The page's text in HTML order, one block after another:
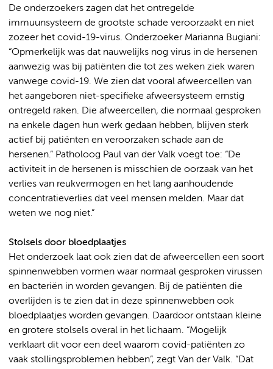
De onderzoekers zagen dat het ontregelde
immuunsysteem de grootste schade veroorzaakt en niet
zozeer het covid-19-virus. Onderzoeker Marianna Bugiani:
“Opmerkelijk was dat nauwelijks nog virus in de hersenen
aanwezig was bij patiënten die tot zes weken ziek waren
vanwege covid-19. We zien dat vooral afweercellen van
het aangeboren niet-specifieke afweersysteem ernstig
ontregeld raken. Die afweercellen, die normaal gesproken
na enkele dagen hun werk gedaan hebben, blijven sterk
actief bij patiënten en veroorzaken schade aan de
hersenen.” Patholoog Paul van der Valk voegt toe: “De
activiteit in de hersenen is misschien de oorzaak van het
verlies van reukvermogen en het lang aanhoudende
concentratieverlies dat veel mensen melden. Maar dat
weten we nog niet.”
Stolsels door bloedplaatjes
Het onderzoek laat ook zien dat de afweercellen een soort
spinnenwebben vormen waar normaal gesproken virussen
en bacteriën in worden gevangen. Bij de patiënten die
overlijden is te zien dat in deze spinnenwebben ook
bloedplaatjes worden gevangen. Daardoor ontstaan kleine
en grotere stolsels overal in het lichaam. “Mogelijk
verklaart dit voor een deel waarom covid-patiënten zo
vaak stollingsproblemen hebben”, zegt Van der Valk. “Dat